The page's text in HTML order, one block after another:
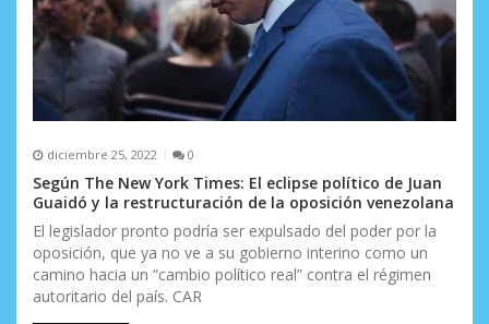
diciembre 25, 2022 0
Según The New York Times: El eclipse político de Juan
Guaidó y la restructuración de la oposición venezolana
El legislador pronto podría ser expulsado del poder por la
oposición, que ya no ve a su gobierno interino como un
camino hacia un “cambio político real” contra el régimen
autoritario del país. CAR